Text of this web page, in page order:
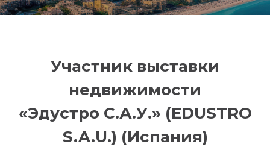
Участник выставки
недвижимости
«Эдустро С.А.У.» (EDUSTRO
S.A.U.) (Испания)